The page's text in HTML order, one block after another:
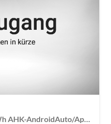
Endurance - 211PS 55 kWh AHK-AndroidAuto/AppleCarPlay-DAB-ACC-Climatronic 2 Zonen-SHZ-LED-PDC-KAMERA-ALU18"-KESSY-GARANTIE